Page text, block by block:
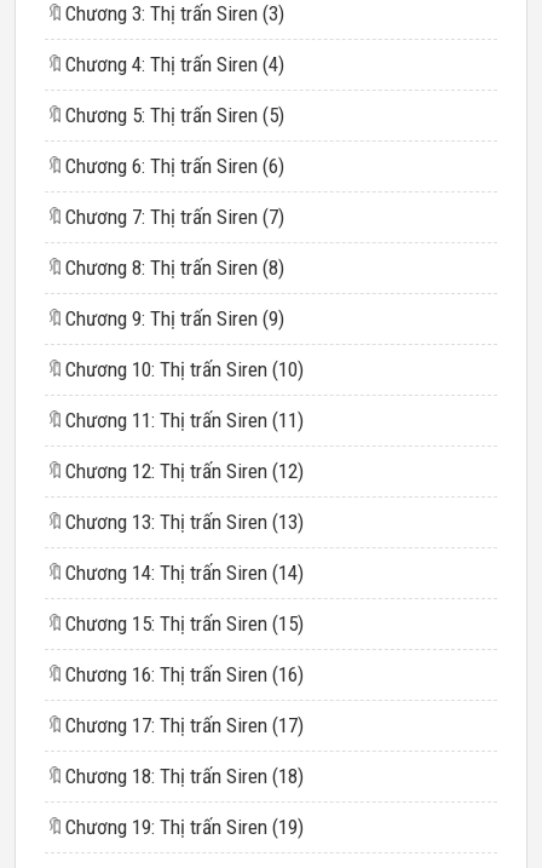
🔖 Chương 3: Thị trấn Siren (3)
🔖 Chương 4: Thị trấn Siren (4)
🔖 Chương 5: Thị trấn Siren (5)
🔖 Chương 6: Thị trấn Siren (6)
🔖 Chương 7: Thị trấn Siren (7)
🔖 Chương 8: Thị trấn Siren (8)
🔖 Chương 9: Thị trấn Siren (9)
🔖 Chương 10: Thị trấn Siren (10)
🔖 Chương 11: Thị trấn Siren (11)
🔖 Chương 12: Thị trấn Siren (12)
🔖 Chương 13: Thị trấn Siren (13)
🔖 Chương 14: Thị trấn Siren (14)
🔖 Chương 15: Thị trấn Siren (15)
🔖 Chương 16: Thị trấn Siren (16)
🔖 Chương 17: Thị trấn Siren (17)
🔖 Chương 18: Thị trấn Siren (18)
🔖 Chương 19: Thị trấn Siren (19)